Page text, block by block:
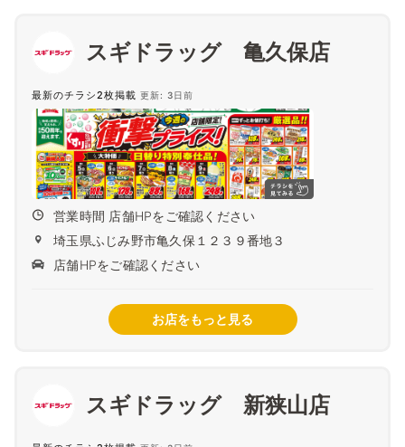
スギドラッグ 亀久保店
最新のチラシ2枚掲載 更新: 3日前
営業時間 店舗HPをご確認ください
埼玉県ふじみ野市亀久保１２３９番地３
店舗HPをご確認ください
お店をもっと見る
スギドラッグ 新狭山店